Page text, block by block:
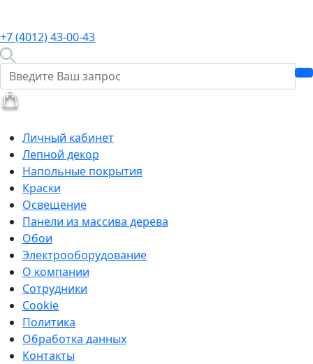
+7 (4012) 43-00-43
Личный кабинет
Лепной декор
Напольные покрытия
Краски
Освещение
Панели из массива дерева
Обои
Электрооборудование
О компании
Сотрудники
Cookie
Политика
Обработка данных
Контакты